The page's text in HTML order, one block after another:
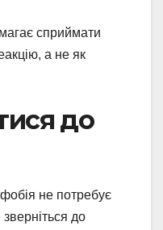
сприймати
а не як
до
не потребує
до